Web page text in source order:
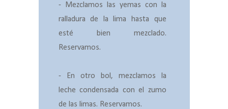
- Mezclamos las yemas con la
ralladura de la lima hasta que
esté bien mezclado.
Reservamos.
- En otro bol, mezclamos la
leche condensada con el zumo
de las limas. Reservamos.